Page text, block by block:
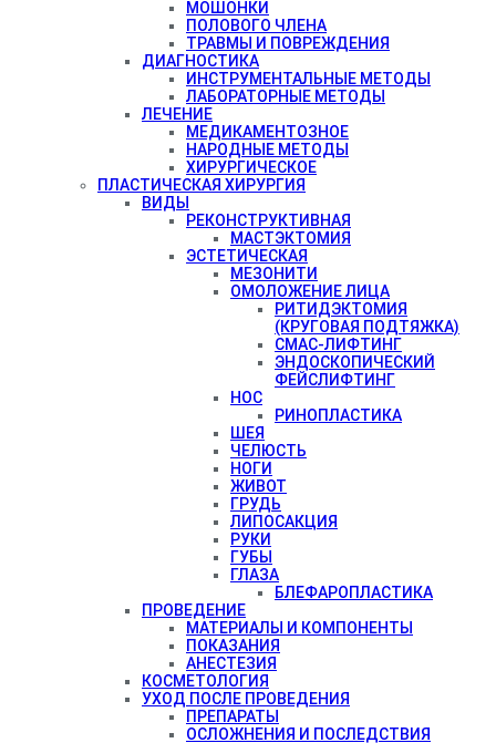
МОШОНКИ
ПОЛОВОГО ЧЛЕНА
ТРАВМЫ И ПОВРЕЖДЕНИЯ
ДИАГНОСТИКА
ИНСТРУМЕНТАЛЬНЫЕ МЕТОДЫ
ЛАБОРАТОРНЫЕ МЕТОДЫ
ЛЕЧЕНИЕ
МЕДИКАМЕНТОЗНОЕ
НАРОДНЫЕ МЕТОДЫ
ХИРУРГИЧЕСКОЕ
ПЛАСТИЧЕСКАЯ ХИРУРГИЯ
ВИДЫ
РЕКОНСТРУКТИВНАЯ
МАСТЭКТОМИЯ
ЭСТЕТИЧЕСКАЯ
МЕЗОНИТИ
ОМОЛОЖЕНИЕ ЛИЦА
РИТИДЭКТОМИЯ
(КРУГОВАЯ ПОДТЯЖКА)
СМАС-ЛИФТИНГ
ЭНДОСКОПИЧЕСКИЙ
ФЕЙСЛИФТИНГ
НОС
РИНОПЛАСТИКА
ШЕЯ
ЧЕЛЮСТЬ
НОГИ
ЖИВОТ
ГРУДЬ
ЛИПОСАКЦИЯ
РУКИ
ГУБЫ
ГЛАЗА
БЛЕФАРОПЛАСТИКА
ПРОВЕДЕНИЕ
МАТЕРИАЛЫ И КОМПОНЕНТЫ
ПОКАЗАНИЯ
АНЕСТЕЗИЯ
КОСМЕТОЛОГИЯ
УХОД ПОСЛЕ ПРОВЕДЕНИЯ
ПРЕПАРАТЫ
ОСЛОЖНЕНИЯ И ПОСЛЕДСТВИЯ